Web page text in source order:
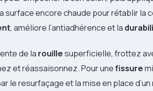
surface encore chaude pour rétablir la
, améliore l’antiadhérence et la
de la rouillesuperficielle, frottez
et réassaisonnez. Pour unefissure
le resurfaçage et la mise en place